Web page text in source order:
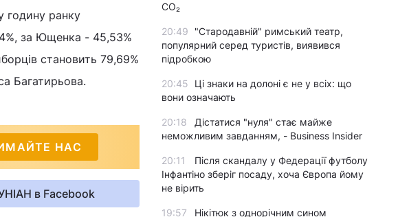
годину ранку
за Ющенка - 45,53%
становить 79,69%
Багатирьова.
НАС
в Facebook
CO₂
20:49
"Стародавній" римський театр,
популярний серед туристів, виявився
підробкою
20:45
Ці знаки на долоні є не у всіх: що
вони означають
20:18
Дістатися "нуля" стає майже
неможливим завданням, - Business Insider
20:11
Після скандалу у Федерації футболу
Інфантіно зберіг посаду, хоча Європа йому
не вірить
19:57 Нікітюк з однорічним сином